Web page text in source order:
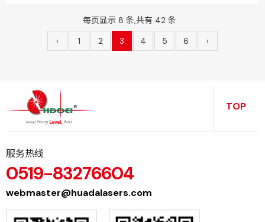
每页显示 8 条,共有 42 条
‹
1 2 3 4 5 6 ›
TOP
服务热线
0519-83276604
webmaster@huadalasers.com